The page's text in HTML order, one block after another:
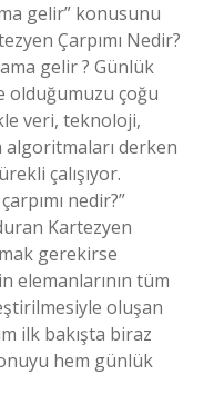
gelir” konusunu
Çarpımı Nedir?
gelir ? Günlük
olduğumuzu çoğu
veri, teknoloji,
algoritmaları derken
çalışıyor.
nedir?”
Kartezyen
gerekirse
elemanlarının tüm
oluşan
ilk bakışta biraz
hem günlük